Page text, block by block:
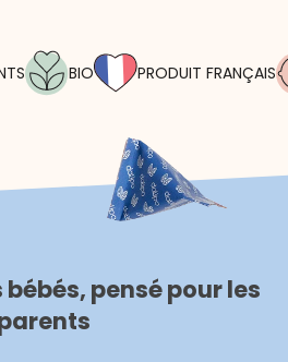
BIO PRODUIT FRANÇAIS
pensé pour les